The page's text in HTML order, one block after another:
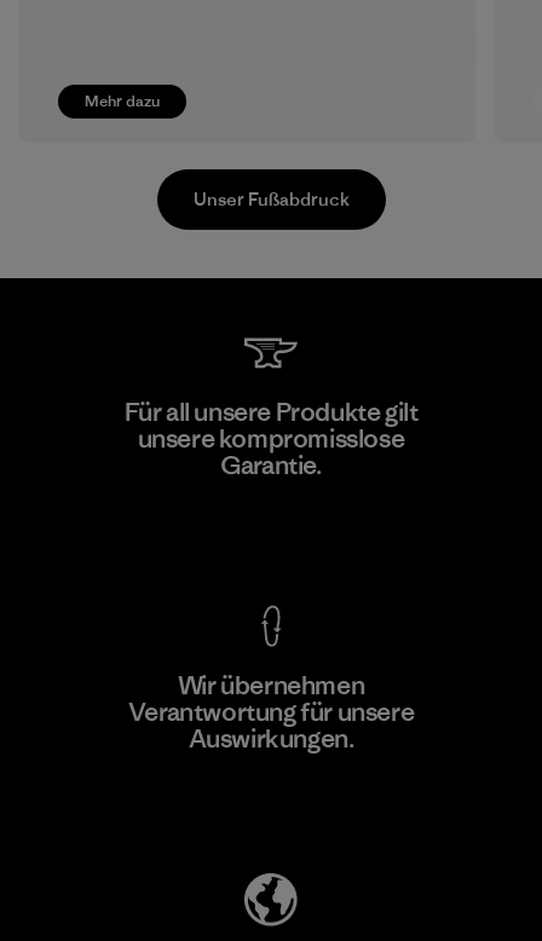
Mehr dazu
Mehr dazu
MAS Active (Pvt) Ltd. - Asialine
Factory
Unser Fußabdruck
Für all unsere Produkte gilt
unsere kompromisslose
Garantie.
Wir übernehmen
Verantwortung für unsere
Auswirkungen.